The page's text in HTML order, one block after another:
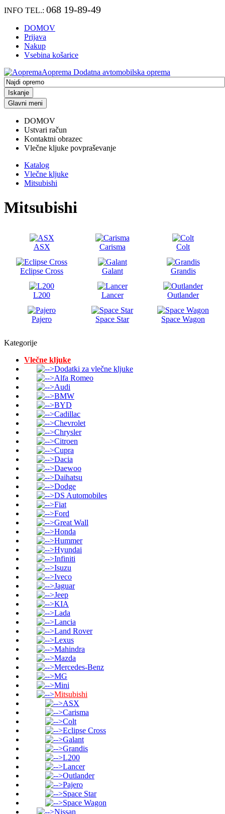
INFO TEL.: 068 19-89-49
DOMOV
Prijava
Nakup
Vsebina košarice
Aoprema Dodatna avtomobilska oprema
Iskanje
Glavni meni
DOMOV
Ustvari račun
Kontaktni obrazec
Vlečne kljuke povpraševanje
Katalog
Vlečne kljuke
Mitsubishi
Mitsubishi
ASX Carisma Colt
Eclipse Cross Galant Grandis
L200 Lancer Outlander
Pajero Space Star Space Wagon
Kategorije
Vlečne kljuke
Dodatki za vlečne kljuke
Alfa Romeo
Audi
BMW
BYD
Cadillac
Chevrolet
Chrysler
Citroen
Cupra
Dacia
Daewoo
Daihatsu
Dodge
DS Automobiles
Fiat
Ford
Great Wall
Honda
Hummer
Hyundai
Infiniti
Isuzu
Iveco
Jaguar
Jeep
KIA
Lada
Lancia
Land Rover
Lexus
Mahindra
Mazda
Mercedes-Benz
MG
Mini
Mitsubishi
ASX
Carisma
Colt
Eclipse Cross
Galant
Grandis
L200
Lancer
Outlander
Pajero
Space Star
Space Wagon
Nissan